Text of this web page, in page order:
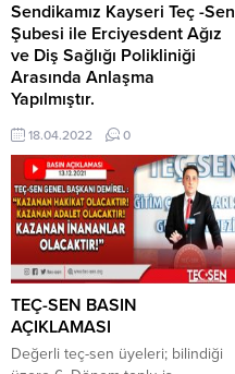
Sendikamız Kayseri Teç -Sen
Şubesi ile Erciyesdent Ağız
ve Diş Sağlığı Polikliniği
Arasında Anlaşma
Yapılmıştır.
18.04.2022 0
TEÇ-SEN BASIN
AÇIKLAMASI
Değerli teç-sen üyeleri; bilindiği